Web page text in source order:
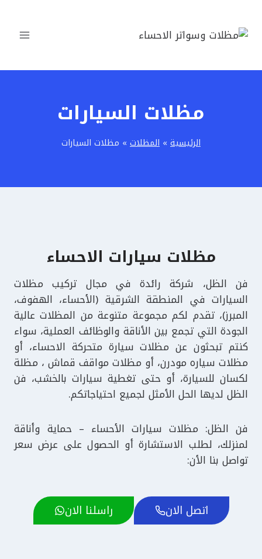
المحتوى
مظلات السيارات
الرئيسية » المظلات » مظلات السيارات
مظلات سيارات الاحساء
فن الظل، شركة رائدة في مجال تركيب مظلات
السيارات في المنطقة الشرقية (الأحساء، الهفوف،
المبرز)، تقدم لكم مجموعة متنوعة من المظلات عالية
الجودة التي تجمع بين الأناقة والوظائف العملية، سواء
كنتم تبحثون عن مظلات سيارة متحركة الاحساء، أو
مظلات سياره مودرن، أو مظلات مواقف قماش ، مظلة
لكسان للسيارة، أو حتى تغطية سيارات بالخشب، فن
الظل لديها الحل الأمثل لجميع احتياجاتكم.
فن الظل: مظلات سيارات الأحساء – حماية وأناقة
لمنزلك، لطلب الاستشارة أو الحصول على عرض سعر
تواصل بنا الأن:
اتصل الان راسلنا الان